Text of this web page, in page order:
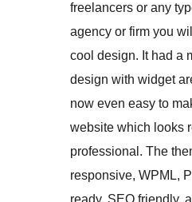
freelancers or any
agency or firm you
cool design. It had a
design with widget
now even easy to
website which looks
professional. The
responsive, WPML,